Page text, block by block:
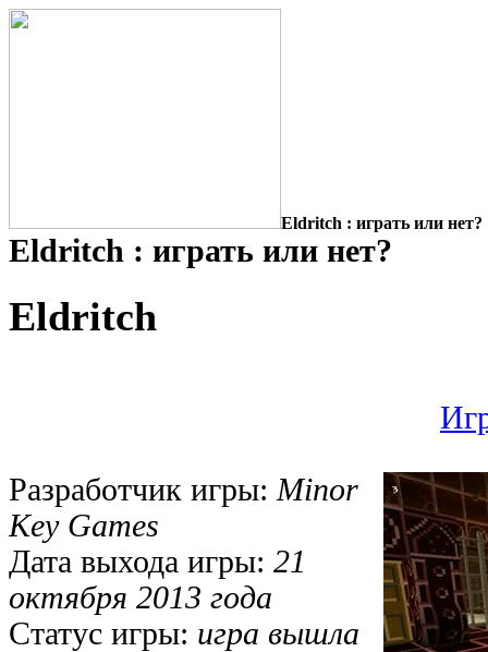
Eldritch : играть или нет?
Eldritch : играть или нет?
Eldritch
Разработчик игры: Minor
Key Games
Дата выхода игры: 21
октября 2013 года
Статус игры: игра вышла